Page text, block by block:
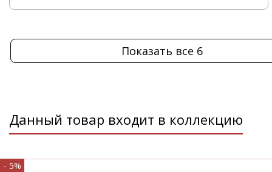
Показать все 6
Данный товар входит в коллекцию
- 5%